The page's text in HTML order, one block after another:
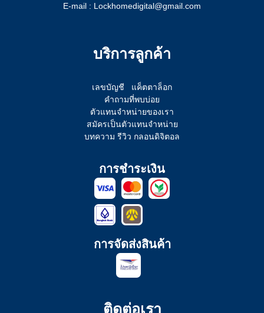
E-mail : Lockhomedigital@gmail.com
บริการลูกค้า
เลขบัญชี
แค็ตตาล็อก
คำถามที่พบบ่อย
ตัวแทนจำหน่ายของเรา
สมัครเป็นตัวแทนจำหน่าย
บทความ รีวิว กลอนดิจิตอล
การชำระเงิน
การจัดส่งสินค้า
ติดต่อเรา